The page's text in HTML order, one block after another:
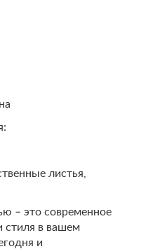
листья,
– это современное
стиля в вашем
и